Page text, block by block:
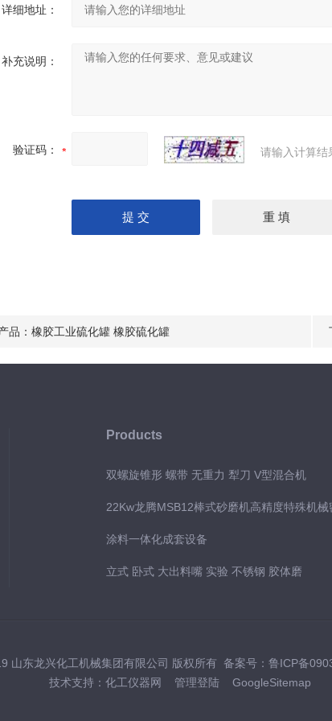
详细地址：
补充说明：
验证码： 请输入计算结
品： 橡胶工业硫化罐 橡胶硫化罐
Products
双螺旋锥形 螺带 无重力 犁刀 V型混合机
22Kw龙腾MSB12棒式砂磨机高精度特殊机械
涂料一体化成套设备
立式 卧式 大出料嘴 实验 不锈钢 胶体磨
山东龙兴化工机械集团有限公司 版权所有 备案号： 鲁ICP备
技术支持： 化工仪器网 管理登陆 GoogleSitemap